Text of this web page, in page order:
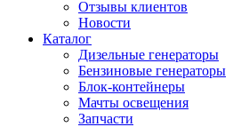
Отзывы клиентов
Новости
Каталог
Дизельные генераторы
Бензиновые генераторы
Блок-контейнеры
Мачты освещения
Запчасти